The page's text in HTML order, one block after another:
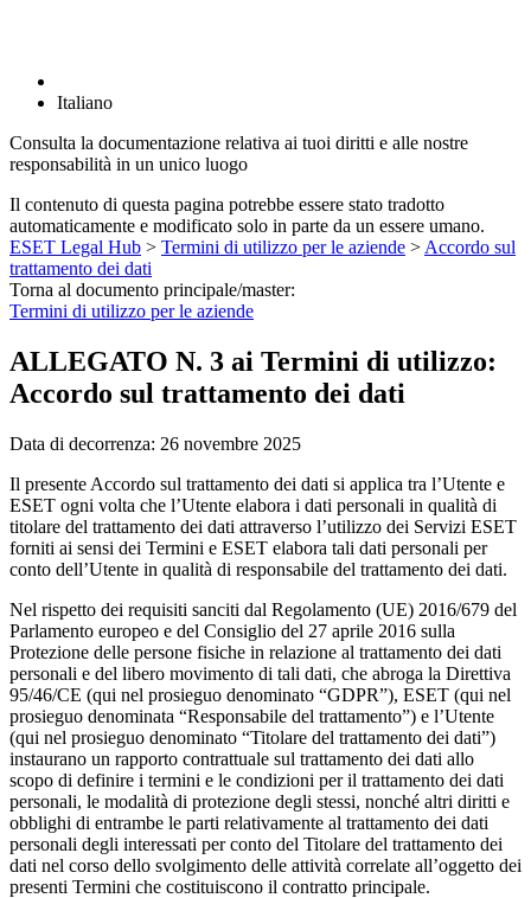
Italiano
Consulta la documentazione relativa ai tuoi diritti e alle nostre
responsabilità in un unico luogo
Il contenuto di questa pagina potrebbe essere stato tradotto
automaticamente e modificato solo in parte da un essere umano.
ESET Legal Hub > Termini di utilizzo per le aziende > Accordo sul
trattamento dei dati
Torna al documento principale/master:
Termini di utilizzo per le aziende
ALLEGATO N. 3 ai Termini di utilizzo:
Accordo sul trattamento dei dati
Data di decorrenza: 26 novembre 2025
Il presente Accordo sul trattamento dei dati si applica tra l’Utente e
ESET ogni volta che l’Utente elabora i dati personali in qualità di
titolare del trattamento dei dati attraverso l’utilizzo dei Servizi ESET
forniti ai sensi dei Termini e ESET elabora tali dati personali per
conto dell’Utente in qualità di responsabile del trattamento dei dati.
Nel rispetto dei requisiti sanciti dal Regolamento (UE) 2016/679 del
Parlamento europeo e del Consiglio del 27 aprile 2016 sulla
Protezione delle persone fisiche in relazione al trattamento dei dati
personali e del libero movimento di tali dati, che abroga la Direttiva
95/46/CE (qui nel prosieguo denominato “GDPR”), ESET (qui nel
prosieguo denominata “Responsabile del trattamento”) e l’Utente
(qui nel prosieguo denominato “Titolare del trattamento dei dati”)
instaurano un rapporto contrattuale sul trattamento dei dati allo
scopo di definire i termini e le condizioni per il trattamento dei dati
personali, le modalità di protezione degli stessi, nonché altri diritti e
obblighi di entrambe le parti relativamente al trattamento dei dati
personali degli interessati per conto del Titolare del trattamento dei
dati nel corso dello svolgimento delle attività correlate all’oggetto dei
presenti Termini che costituiscono il contratto principale.